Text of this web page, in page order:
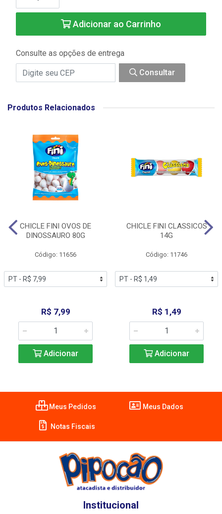
Adicionar ao Carrinho
Consulte as opções de entrega
Consultar
Produtos Relacionados
CHICLE FINI OVOS DE
DINOSSAURO 80G
Código: 11656
R$ 7,99
Adicionar
CHICLE FINI CLASSICOS
14G
Código: 11746
R$ 1,49
Adicionar
Meus Pedidos Meus Dados
Notas Fiscais
Institucional